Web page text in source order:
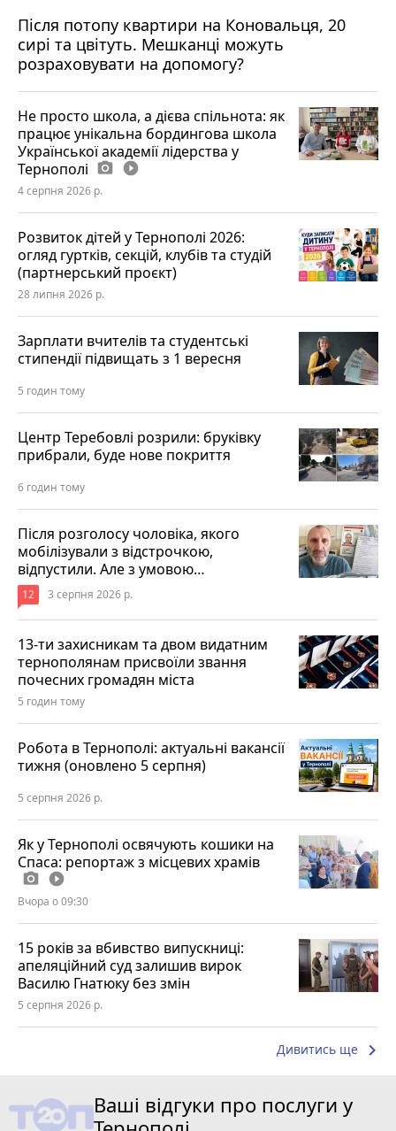
Після потопу квартири на Коновальця, 20
сирі та цвітуть. Мешканці можуть
розраховувати на допомогу?
Не просто школа, а дієва спільнота: як
працює унікальна бордингова школа
Української академії лідерства у
Тернополі photo_camera play_circle_filled
4 серпня 2026 р.
Розвиток дітей у Тернополі 2026:
огляд гуртків, секцій, клубів та студій
(партнерський проєкт)
28 липня 2026 р.
Зарплати вчителів та студентські
стипендії підвищать з 1 вересня
5 годин тому
Центр Теребовлі розрили: бруківку
прибрали, буде нове покриття
6 годин тому
Після розголосу чоловіка, якого
мобілізували з відстрочкою,
відпустили. Але з умовою…
12 3 серпня 2026 р.
13-ти захисникам та двом видатним
тернополянам присвоїли звання
почесних громадян міста
5 годин тому
Робота в Тернополі: актуальні вакансії
тижня (оновлено 5 серпня)
5 серпня 2026 р.
Як у Тернополі освячують кошики на
Спаса: репортаж з місцевих храмів
photo_camera play_circle_filled
Вчора о 09:30
15 років за вбивство випускниці:
апеляційний суд залишив вирок
Василю Гнатюку без змін
5 серпня 2026 р.
Дивитись ще keyboard_arrow_right
Ваші відгуки про послуги у